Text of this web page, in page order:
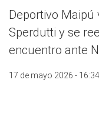
Deportivo Maipú
Sperdutti y se
encuentro ante
17 de mayo 2026 -